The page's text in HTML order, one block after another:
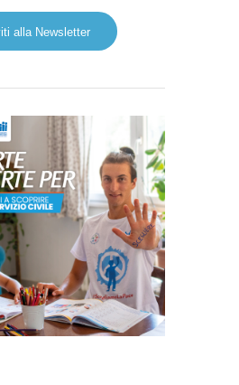
alla Newsletter